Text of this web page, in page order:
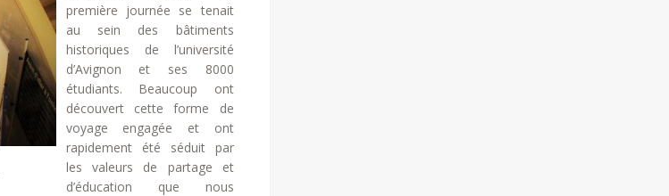
première journée se tenait
au sein des bâtiments
historiques de l’université
d’Avignon et ses 8000
étudiants. Beaucoup ont
découvert cette forme de
voyage engagée et ont
rapidement été séduit par
les valeurs de partage et
d’éducation que nous